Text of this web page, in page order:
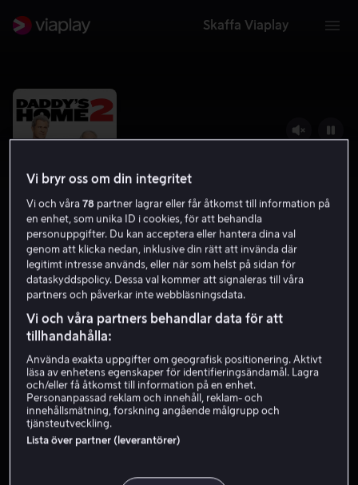
Skaffa Viaplay
Daddy's Home 2
6.0 Komedi 2017 1 h 35 min
7 år
HD
Hyr 49 kr
Köp 109 kr
Efter att äntligen blivit vana vid varandras existens
Efter att äntligen blivit vana vid varandras existens
Vi bryr oss om din integritet
Vi och våra78 partner lagrar eller får åtkomst till information på
en enhet, som unika ID i cookies, för att behandla
personuppgifter. Du kan acceptera eller hantera dina val
genom att klicka nedan, inklusive din rätt att invända där
legitimt intresse används, eller när som helst på sidan för
dataskyddspolicy. Dessa val kommer att signaleras till våra
partners och påverkar inte webbläsningsdata.
Vi och våra partners behandlar data för att
tillhandahålla:
Använda exakta uppgifter om geografisk positionering. Aktivt
läsa av enhetens egenskaper för identifieringsändamål. Lagra
och/eller få åtkomst till information på en enhet.
Personanpassad reklam och innehåll, reklam- och
innehållsmätning, forskning angående målgrupp och
tjänsteutveckling.
Lista över partner (leverantörer)